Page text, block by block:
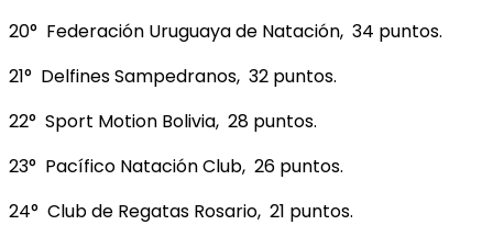
20° Federación Uruguaya de Natación, 34 puntos.
21° Delfines Sampedranos, 32 puntos.
22° Sport Motion Bolivia, 28 puntos.
23° Pacífico Natación Club, 26 puntos.
24° Club de Regatas Rosario, 21 puntos.